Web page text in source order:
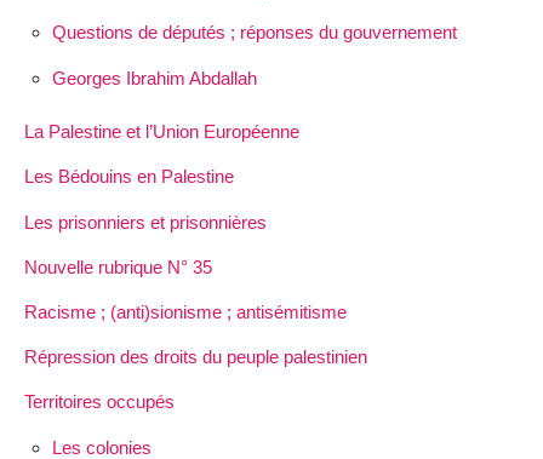
Questions de députés ; réponses du gouvernement
Georges Ibrahim Abdallah
La Palestine et l’Union Européenne
Les Bédouins en Palestine
Les prisonniers et prisonnières
Nouvelle rubrique N° 35
Racisme ; (anti)sionisme ; antisémitisme
Répression des droits du peuple palestinien
Territoires occupés
Les colonies